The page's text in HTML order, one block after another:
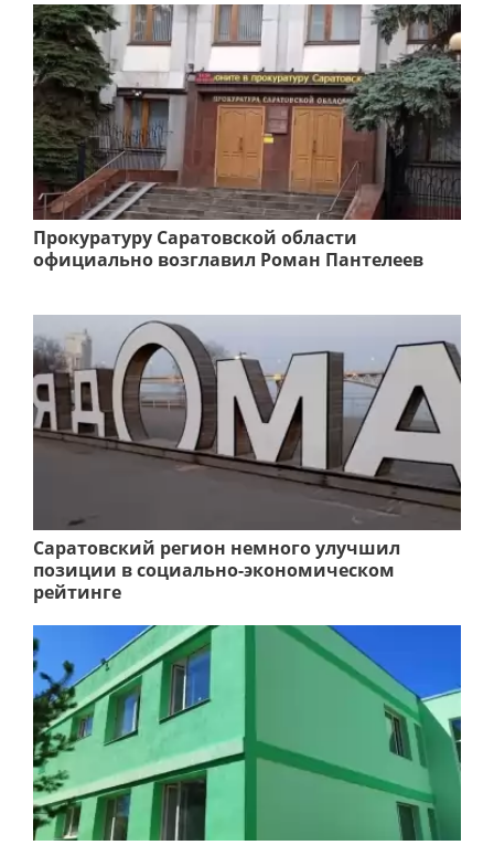
Прокуратуру Саратовской области
официально возглавил Роман Пантелеев
Саратовский регион немного улучшил
позиции в социально-экономическом
рейтинге